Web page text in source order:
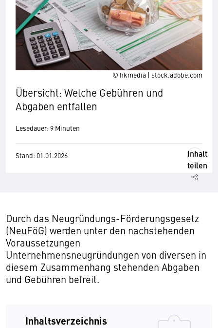
© hkmedia | stock.adobe.com
Übersicht: Welche Gebühren und
Abgaben entfallen
Lesedauer: 9 Minuten
Stand: 01.01.2026
Inhalt
teilen
Durch das Neugründungs-Förderungsgesetz
(NeuFöG) werden unter den nachstehenden
Voraussetzungen
Unternehmensneugründungen von diversen in
diesem Zusammenhang stehenden Abgaben
und Gebühren befreit.
Inhaltsverzeichnis